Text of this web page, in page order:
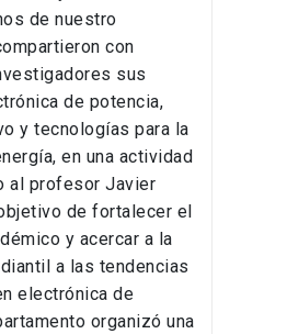
de nuestro
con
sus
de potencia,
y tecnologías para la
en una actividad
al profesor Javier
de fortalecer el
y acercar a la
a las tendencias
electrónica de
organizó una